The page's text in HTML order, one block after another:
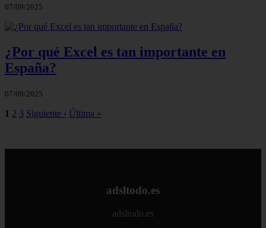
07/09/2025
¿Por qué Excel es tan importante en
España?
07/09/2025
1 2 3 Siguiente › Última »
adsltodo.es
adsltodo.es